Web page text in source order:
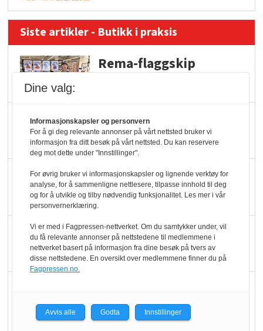
Siste artikler - Butikk i praksis
Rema-flaggskip
Slik opprettholdes
ølsalget
Færre varer, men fulle
hyller
KI lager mat i butikken
Rema i 2025
Dine valg:
Informasjonskapsler og personvern
For å gi deg relevante annonser på vårt nettsted bruker vi
informasjon fra ditt besøk på vårt nettsted. Du kan reservere
deg mot dette under "Innstillinger".
For øvrig bruker vi informasjonskapsler og lignende verktøy for
analyse, for å sammenligne nettlesere, tilpasse innhold til deg
og for å utvikle og tilby nødvendig funksjonalitet. Les mer i vår
personvernerklæring.
Vi er med i Fagpressen-nettverket. Om du samtykker under, vil
du få relevante annonser på nettstedene til medlemmene i
nettverket basert på informasjon fra dine besøk på tvers av
disse nettstedene. En oversikt over medlemmene finner du på
Fagpressen.no.
Avvis alle Godta Innstillinger